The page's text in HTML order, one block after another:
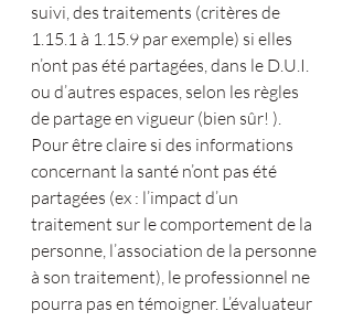
suivi, des traitements (critères de
1.15.1 à 1.15.9 par exemple) si elles
n’ont pas été partagées, dans le D.U.I.
ou d’autres espaces, selon les règles
de partage en vigueur (bien sûr! ).
Pour être claire si des informations
concernant la santé n’ont pas été
partagées (ex : l’impact d’un
traitement sur le comportement de la
personne, l’association de la personne
à son traitement), le professionnel ne
pourra pas en témoigner. L’évaluateur